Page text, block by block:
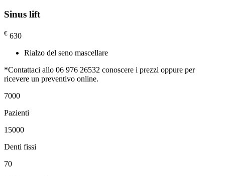
Sinus lift
€ 630
Rialzo del seno mascellare
*Contattaci allo 06 976 26532 conoscere i prezzi oppure per
ricevere un preventivo online.
7000
Pazienti
15000
Denti fissi
70